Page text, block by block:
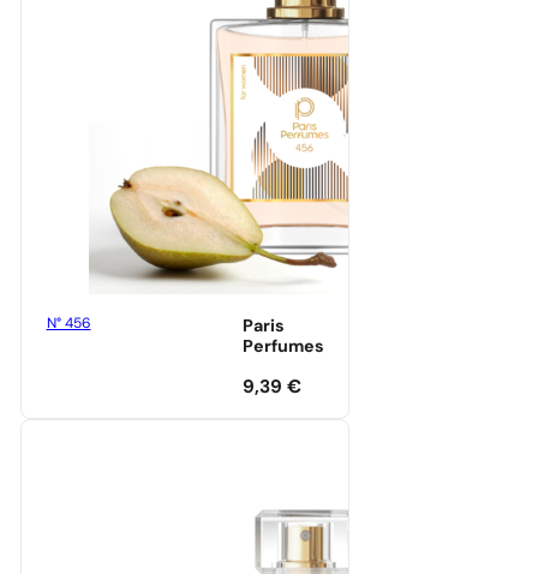
N° 456
Paris
Perfumes
9,39 €